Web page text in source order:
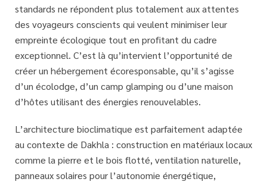
standards ne répondent plus totalement aux attentes
des voyageurs conscients qui veulent minimiser leur
empreinte écologique tout en profitant du cadre
exceptionnel. C’est là qu’intervient l’opportunité de
créer un hébergement écoresponsable, qu’il s’agisse
d’un écolodge, d’un camp glamping ou d’une maison
d’hôtes utilisant des énergies renouvelables.
L’architecture bioclimatique est parfaitement adaptée
au contexte de Dakhla : construction en matériaux locaux
comme la pierre et le bois flotté, ventilation naturelle,
panneaux solaires pour l’autonomie énergétique,